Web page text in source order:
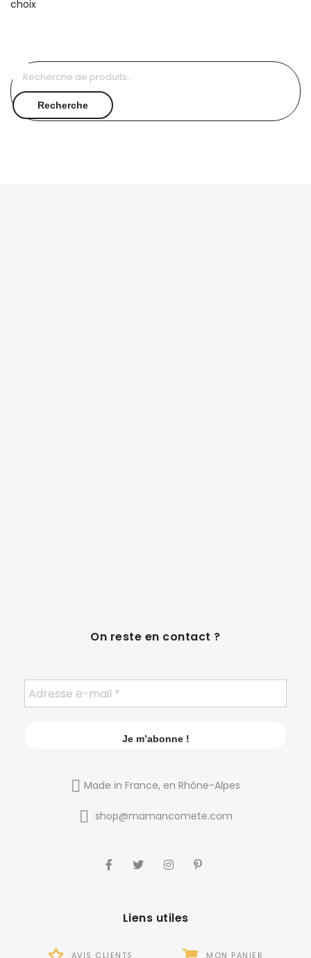
Recherche
On reste en contact ?
Made in France, en Rhône-Alpes
shop@mamancomete.com
Liens utiles
AVIS CLIENTS MON PANIER